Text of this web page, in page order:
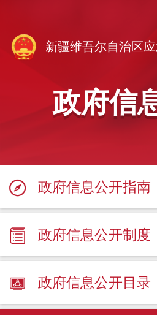
新疆维吾尔自治区
政府信
政府信息公开指南
政府信息公开制度
政府信息公开目录